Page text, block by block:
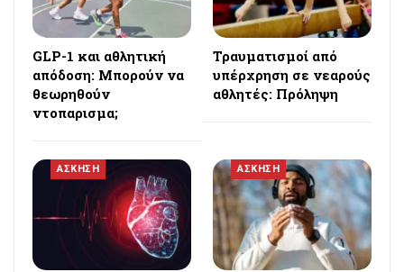
GLP-1 και αθλητική
απόδοση: Μπορούν να
θεωρηθούν
ντοπαρισμα;
Τραυματισμοί από
υπέρχρηση σε νεαρούς
αθλητές: Πρόληψη
ΑΣΚΗΣΗ ΑΣΚΗΣΗ